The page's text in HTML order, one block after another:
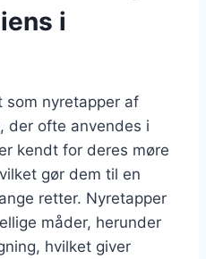
i
som nyretapper af
der ofte anvendes i
kendt for deres møre
gør dem til en
retter. Nyretapper
måder, herunder
hvilket giver